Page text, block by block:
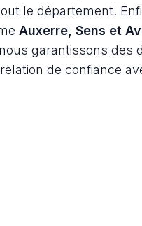
le département.
Auxerre, Sens et
garantissons des
de confiance